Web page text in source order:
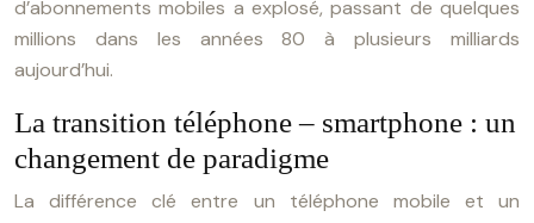
d’abonnements mobiles a explosé, passant de quelques
millions dans les années 80 à plusieurs milliards
aujourd’hui.
La transition téléphone – smartphone : un
changement de paradigme
La différence clé entre un téléphone mobile et un